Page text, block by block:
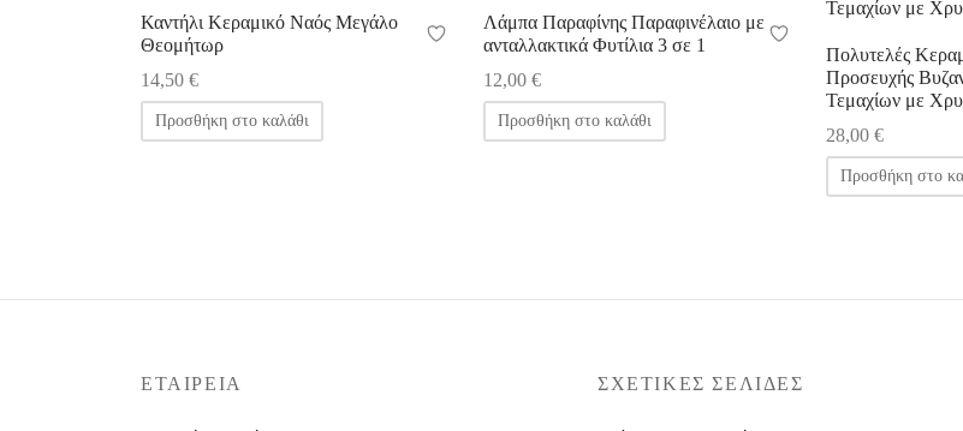
Καντήλι Κεραμικό Ναός Μεγάλο
Θεομήτωρ
14,50 €
Προσθήκη στο καλάθι
Λάμπα Παραφίνης Παραφινέλαιο με
ανταλλακτικά Φυτίλια 3 σε 1
12,00 €
Προσθήκη στο καλάθι
Πολυτελές
Προσευχής
Τεμαχίων με
28,00 €
Προσθήκη στο
ΕΤΑΙΡΕΊΑ ΣΧΕΤΙΚΈΣ ΣΕΛΊΔΕΣ